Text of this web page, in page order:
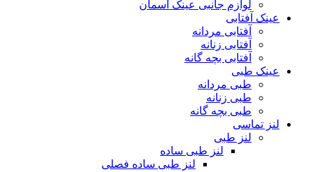
لوازم جانبی عینک آسمان
عینک آفتابی
آفتابی مردانه
آفتابی زنانه
آفتابی بچه گانه
عینک طبی
طبی مردانه
طبی زنانه
طبی بچه گانه
لنز تماسی
لنز طبی
لنز طبی ساده
لنز طبی ساده فصلی